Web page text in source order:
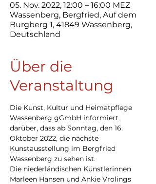
05. Nov. 2022, 12:00 – 16:00 MEZ
Wassenberg, Bergfried, Auf dem
Burgberg 1, 41849 Wassenberg,
Deutschland
Über die
Veranstaltung
Die Kunst, Kultur und Heimatpflege
Wassenberg gGmbH informiert
darüber, dass ab Sonntag, den 16.
Oktober 2022, die nächste
Kunstausstellung im Bergfried
Wassenberg zu sehen ist.
Die niederländischen Künstlerinnen
Marleen Hansen und Ankie Vrolings